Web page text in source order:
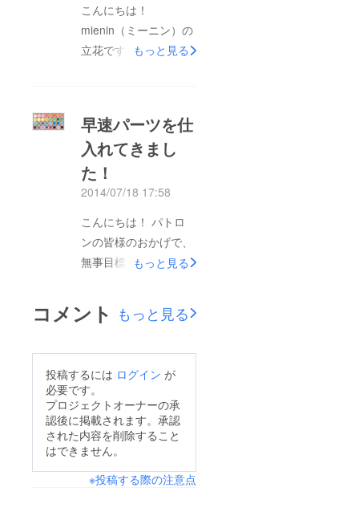
中です。（もちろんご
購入いただけます）
ピアス、イヤリング、
インに出店してみまし
た。
http://store.hands-
gallery.com/shibuya/g
allery/mienin/#050175
リターン用のアイテ
ムのようなオリジナル
パーツを使用したもの
存じの通り、全て手作
いが異なるのでお選び
いただくのも楽しいか
と♪ お近くにお立ち
寄りの際は、是非ご覧
になってみてください
ね！
こんにちは！
mienin（ミーニン）の
立花です。 パトロン
た。 そこでご支援い
ただいたパトロン様を
お迎えする前に、試験
的に教室を何回か開講
クセサリー作りってど
んな感じなのかをご紹
介させていただきま
的な工具の使い方をご
やりながらの方がわか
りやすいので、あまり
ここで時間は割きませ
ん。 step2 そしてデザ
インの参考になるスク
ラップ帳や教室に隣接
する店舗の商品をみて
いただき、イメージを
もっと見る
早速パーツを仕
入れてきまし
た！
2014/07/18 17:58
こんにちは！ パトロ
ンの皆様のおかげで、
無事目標金額を達成す
ご支援どうもありがと
うございました。 目
リーパーツを仕入れて
きました。 とっても
たくさん買ったので、
どんなものを買ったの
ただきます。 天然石
もっと見る
コメント もっと見る
投稿するには ログイン が
必要です。
プロジェクトオーナーの承
認後に掲載されます。承認
された内容を削除すること
はできません。
※投稿する際の注意点